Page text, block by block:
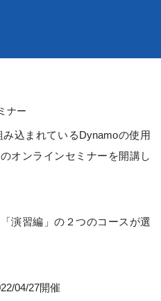
ナー
込まれているDynamoの使用
オンラインセミナーを開講し
演習編」の２つのコースが選
04/27開催